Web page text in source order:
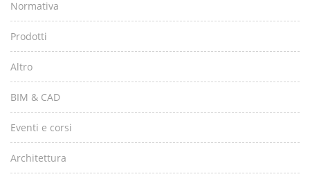
Normativa
Prodotti
Altro
BIM & CAD
Eventi e corsi
Architettura